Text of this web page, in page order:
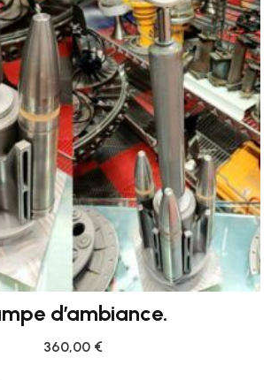
d’ambiance.
360,00 €